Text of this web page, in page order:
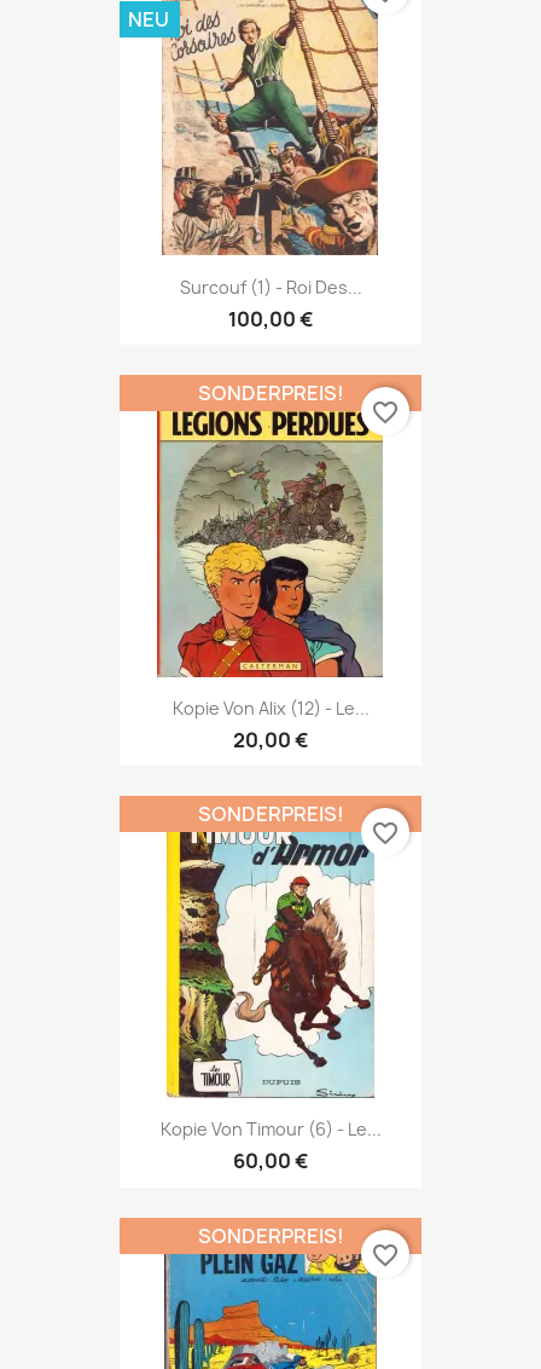
Surcouf (1) - Roi Des...
100,00 €
NEU
Kopie Von Alix (12) - Le...
20,00 €
SONDERPREIS!
favorite_border
Kopie Von Timour (6) - Le...
60,00 €
SONDERPREIS!
favorite_border
SONDERPREIS!
favorite_border